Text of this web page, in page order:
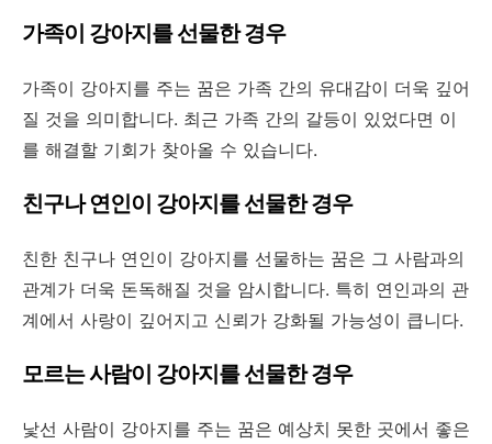
가족이 강아지를 선물한 경우
가족이 강아지를 주는 꿈은 가족 간의 유대감이 더욱 깊어
질 것을 의미합니다. 최근 가족 간의 갈등이 있었다면 이
를 해결할 기회가 찾아올 수 있습니다.
친구나 연인이 강아지를 선물한 경우
친한 친구나 연인이 강아지를 선물하는 꿈은 그 사람과의
관계가 더욱 돈독해질 것을 암시합니다. 특히 연인과의 관
계에서 사랑이 깊어지고 신뢰가 강화될 가능성이 큽니다.
모르는 사람이 강아지를 선물한 경우
낯선 사람이 강아지를 주는 꿈은 예상치 못한 곳에서 좋은